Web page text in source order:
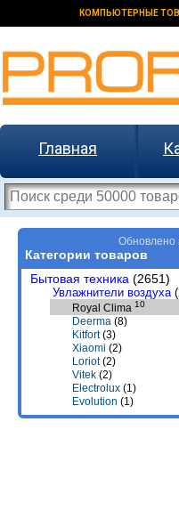
КОМПЬЮТЕРНЫЕ
Главная
Обновлено
Категории товаров
Бытовая техника (2651)
Увлажнители воздуха
Royal Clima 10
Deerma (8)
Kitfort(3)
Xiaomi (2)
Loriot(2)
Vitek (2)
Electrolux (1)
Evolution (1)